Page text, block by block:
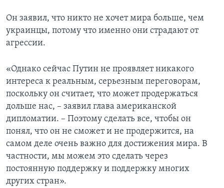
Он заявил, что никто не хочет мира больше, чем
украинцы, потому что именно они страдают от
агрессии.
«Однако сейчас Путин не проявляет никакого
интереса к реальным, серьезным переговорам,
поскольку он считает, что может продержаться
дольше нас, – заявил глава американской
дипломатии. – Поэтому сделать все, чтобы он
понял, что он не сможет и не продержится, на
самом деле очень важно для достижения мира. В
частности, мы можем это сделать через
постоянную поддержку и поддержку многих
других стран».